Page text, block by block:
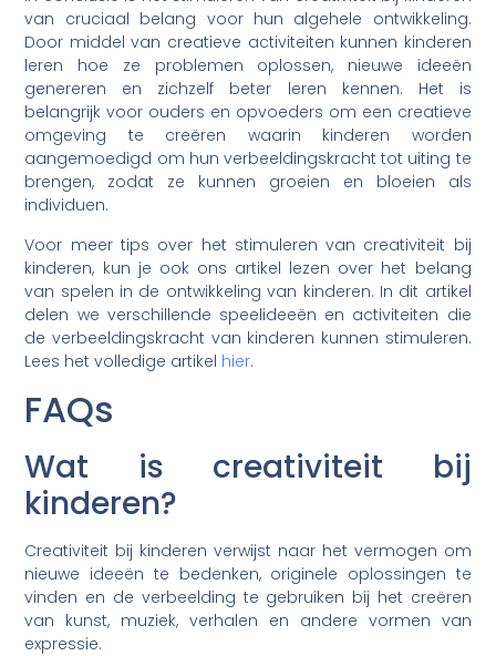
van cruciaal belang voor hun algehele ontwikkeling.
Door middel van creatieve activiteiten kunnen kinderen
leren hoe ze problemen oplossen, nieuwe ideeën
genereren en zichzelf beter leren kennen. Het is
belangrijk voor ouders en opvoeders om een creatieve
omgeving te creëren waarin kinderen worden
aangemoedigd om hun verbeeldingskracht tot uiting te
brengen, zodat ze kunnen groeien en bloeien als
individuen.
Voor meer tips over het stimuleren van creativiteit bij
kinderen, kun je ook ons artikel lezen over het belang
van spelen in de ontwikkeling van kinderen. In dit artikel
delen we verschillende speelideeën en activiteiten die
de verbeeldingskracht van kinderen kunnen stimuleren.
Lees het volledige artikel hier.
FAQs
Wat is creativiteit bij
kinderen?
Creativiteit bij kinderen verwijst naar het vermogen om
nieuwe ideeën te bedenken, originele oplossingen te
vinden en de verbeelding te gebruiken bij het creëren
van kunst, muziek, verhalen en andere vormen van
expressie.